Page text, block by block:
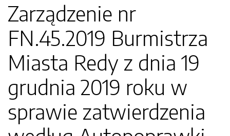
Zarządzenie nr
FN.45.2019 Burmistrza
Miasta Redy z dnia 19
grudnia 2019 roku w
sprawie zatwierdzenia